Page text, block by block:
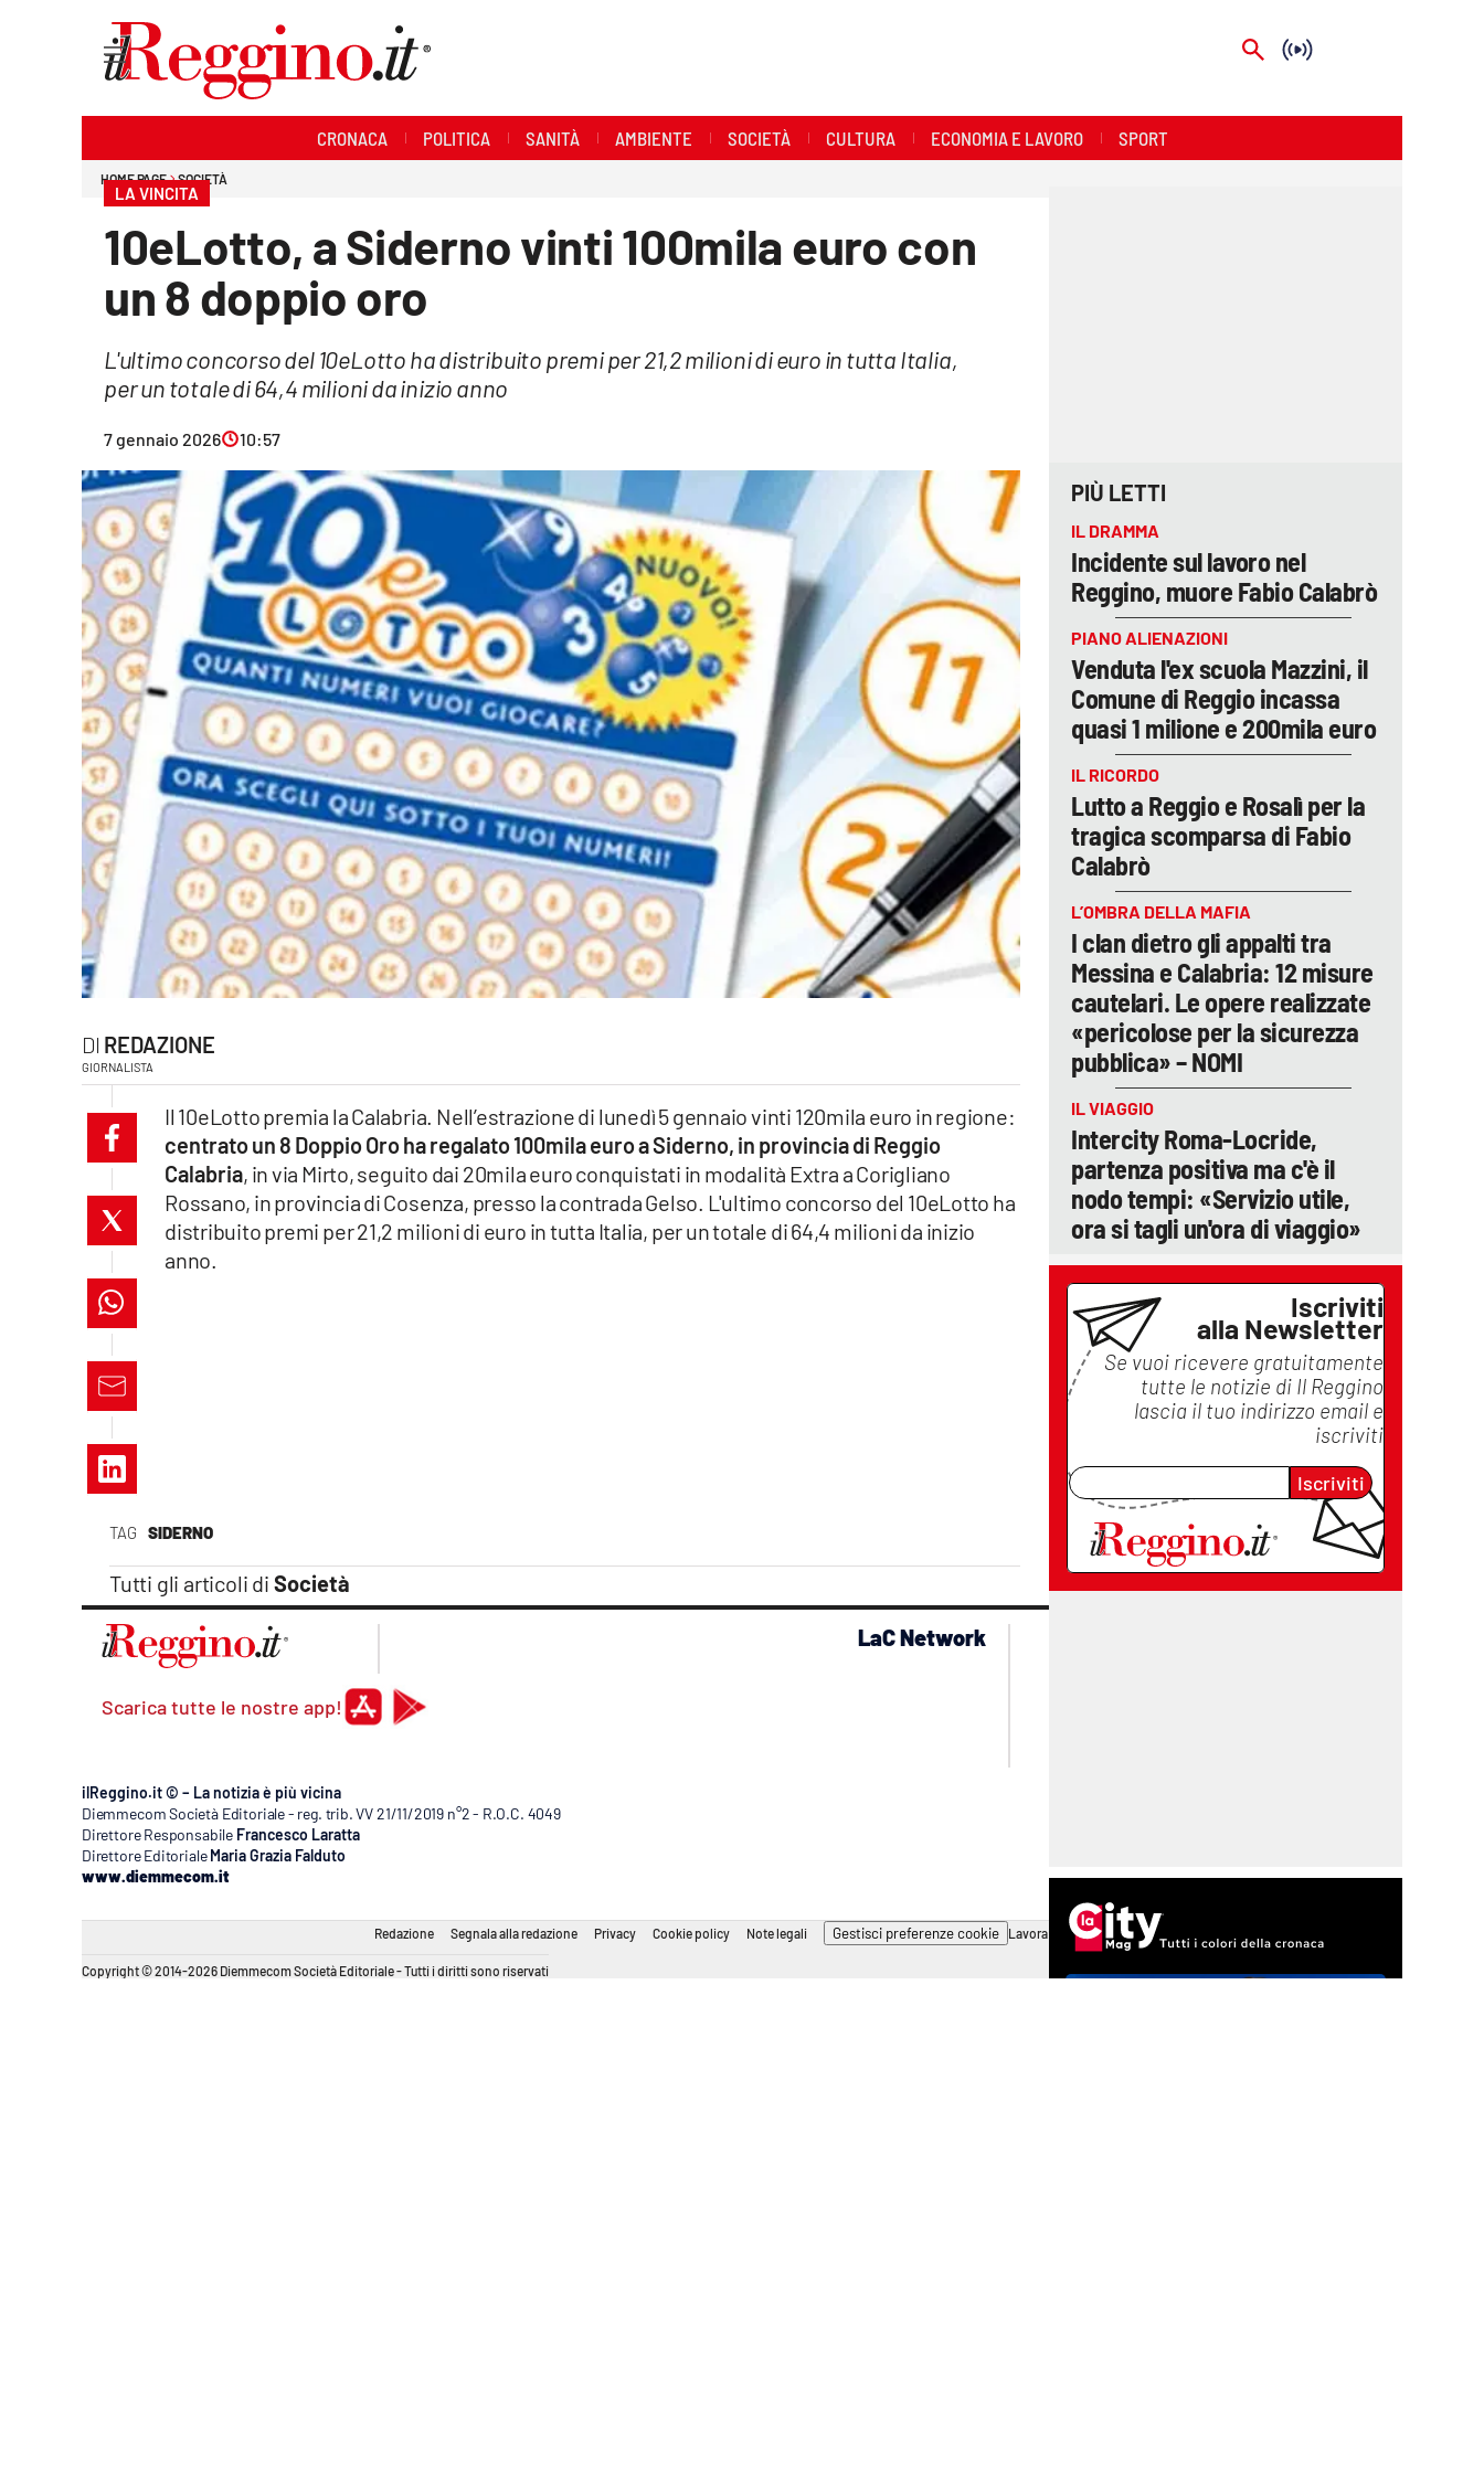
Streaming
Lac Network
lacitymag.it
catanzarochannel.it
lacapitalenews.it
Vai
CRONACA POLITICA SANITÀ AMBIENTE SOCIETÀ CULTURA ECONOMIA E LAVORO SPORT
HOME PAGE SOCIETÀ
LA VINCITA
10eLotto, a Siderno vinti 100mila euro con
un 8 doppio oro
L'ultimo concorso del 10eLotto ha distribuito premi per 21,2 milioni di euro in tutta Italia,
per un totale di 64,4 milioni da inizio anno
7 gennaio 2026 10:57
REDAZIONE
GIORNALISTA
TAG SIDERNO
Tutti gli articoli di Società
Il 10eLotto premia la Calabria. Nell’estrazione di lunedì 5 gennaio vinti 120mila euro in regione:
centrato un 8 Doppio Oro ha regalato 100mila euro a Siderno, in provincia di Reggio
Calabria, in via Mirto, seguito dai 20mila euro conquistati in modalità Extra a Corigliano
Rossano, in provincia di Cosenza, presso la contrada Gelso. L'ultimo concorso del 10eLotto ha
distribuito premi per 21,2 milioni di euro in tutta Italia, per un totale di 64,4 milioni da inizio
anno.
PIÙ LETTI
IL DRAMMA
Incidente sul lavoro nel
Reggino, muore Fabio Calabrò
PIANO ALIENAZIONI
Venduta l'ex scuola Mazzini, il
Comune di Reggio incassa
quasi 1 milione e 200mila euro
IL RICORDO
Lutto a Reggio e Rosalì per la
tragica scomparsa di Fabio
Calabrò
L’OMBRA DELLA MAFIA
I clan dietro gli appalti tra
Messina e Calabria: 12 misure
cautelari. Le opere realizzate
«pericolose per la sicurezza
pubblica» – NOMI
IL VIAGGIO
Intercity Roma-Locride,
partenza positiva ma c'è il
nodo tempi: «Servizio utile,
ora si tagli un'ora di viaggio»
Iscriviti
alla Newsletter
Se vuoi ricevere gratuitamente
tutte le notizie di Il Reggino
lascia il tuo indirizzo email e
iscriviti
Iscriviti
Scarica tutte le nostre app!
LaC Network
ilReggino.it © – La notizia è più vicina
Diemmecom Società Editoriale - reg. trib. VV 21/11/2019 n°2 - R.O.C. 4049
Direttore Responsabile Francesco Laratta
Direttore Editoriale Maria Grazia Falduto
www.diemmecom.it
Redazione Segnala alla redazione Privacy Cookie policy Note legali Gestisci preferenze cookie Lavora con noi
Copyright © 2014-2026 Diemmecom Società Editoriale - Tutti i diritti sono riservati